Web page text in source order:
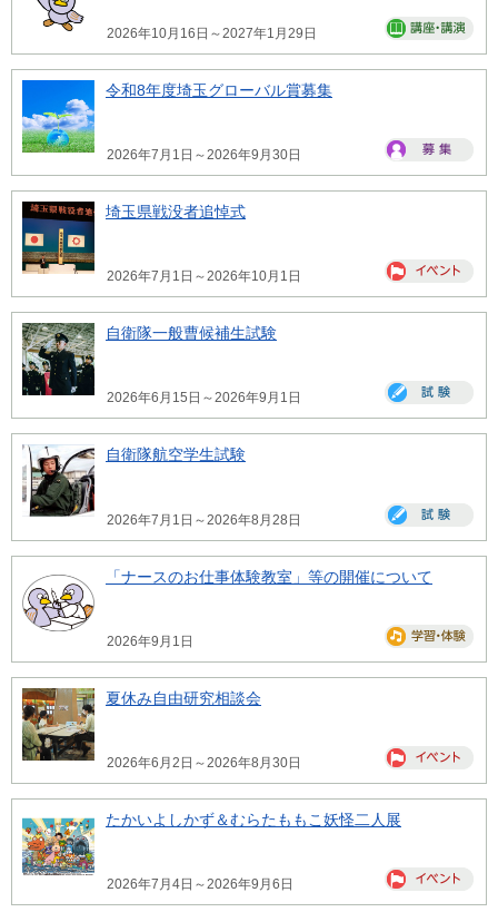
2026年10月16日～2027年1月29日
令和8年度埼玉グローバル賞募集
2026年7月1日～2026年9月30日
埼玉県戦没者追悼式
2026年7月1日～2026年10月1日
自衛隊一般曹候補生試験
2026年6月15日～2026年9月1日
自衛隊航空学生試験
2026年7月1日～2026年8月28日
「ナースのお仕事体験教室」等の開催について
2026年9月1日
夏休み自由研究相談会
2026年6月2日～2026年8月30日
たかいよしかず＆むらたももこ妖怪二人展
2026年7月4日～2026年9月6日